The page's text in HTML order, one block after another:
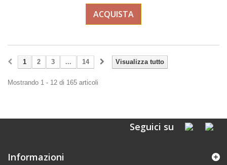
ACQUISTA
Visualizza tutto
1 2 3 ... 14
Mostrando 1 - 12 di 165 articoli
Seguici su
Informazioni